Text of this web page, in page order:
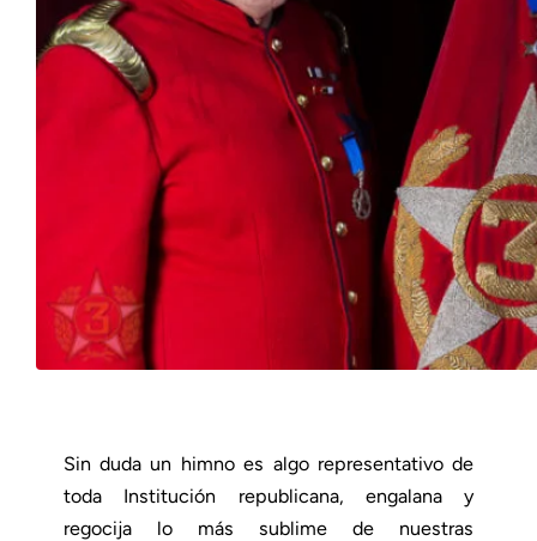
Sin duda un himno es algo representativo de
toda Institución republicana, engalana y
regocija lo más sublime de nuestras